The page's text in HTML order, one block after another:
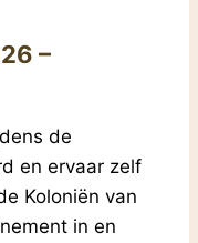
–
de
en ervaar zelf
Koloniën van
in en